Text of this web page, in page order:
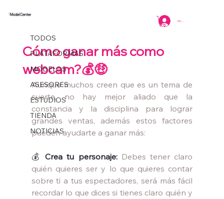
Iniciar sesión
Model Center
TODOS
PLATAFORMAS
MODELOS
ASESORES
ESTUDIOS
TIENDA
NOTICIAS
TODOS
Cómo ganar más como
webcam?💰🤑
Model Center
Aunque muchos creen que es un tema de
suerte, no hay mejor aliado que la
constancia y la disciplina para lograr
grandes ventas, además estos factores
pueden ayudarte a ganar más:
💰 Crea tu personaje: Debes tener claro
quién quieres ser y lo que quieres contar
sobre ti a tus espectadores, será más fácil
recordar lo que dices si tienes claro quién y